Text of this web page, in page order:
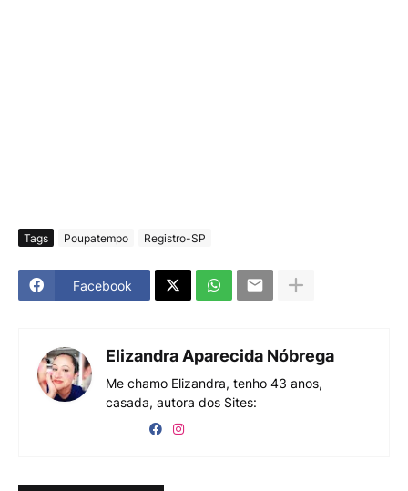
Tags Poupatempo Registro-SP
Facebook
Elizandra Aparecida Nóbrega
Me chamo Elizandra, tenho 43 anos,
casada, autora dos Sites: